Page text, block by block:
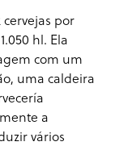
por
hl. Ela
com um
uma caldeira
a
vários